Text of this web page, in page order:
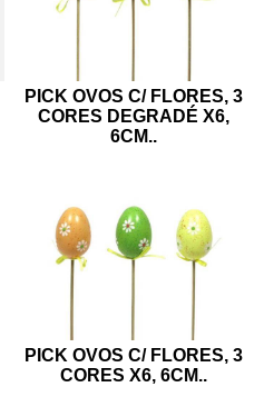
PICK OVOS C/ FLORES, 3
CORES DEGRADÉ X6,
6CM..
PICK OVOS C/ FLORES, 3
CORES X6, 6CM..